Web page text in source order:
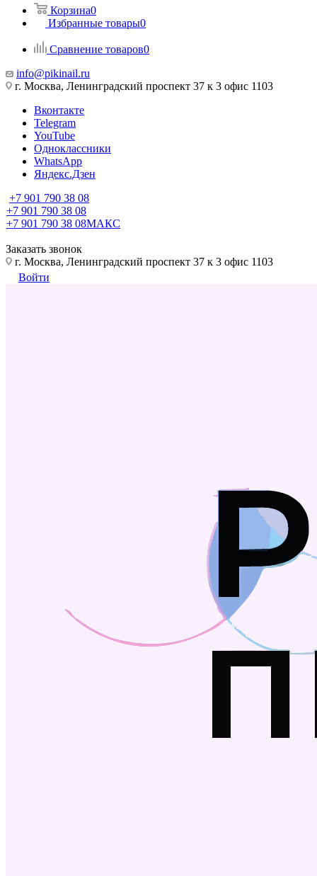
Корзина0
Избранные товары0
Сравнение товаров0
info@pikinail.ru
г. Москва, Ленинградский проспект 37 к 3 офис 1103
Вконтакте
Telegram
YouTube
Одноклассники
WhatsApp
Яндекс.Дзен
+7 901 790 38 08
+7 901 790 38 08
+7 901 790 38 08МАКС
Заказать звонок
г. Москва, Ленинградский проспект 37 к 3 офис 1103
Войти